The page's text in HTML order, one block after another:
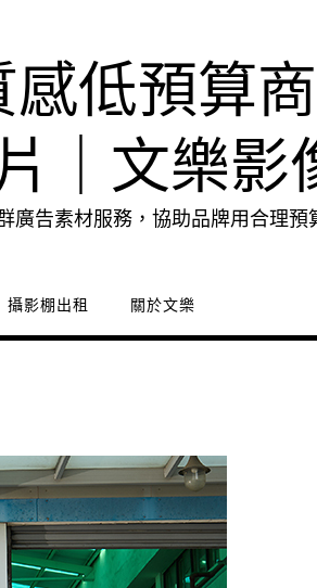
低預算
｜文樂影
告素材服務，協助品牌用合理預
攝影棚出租 關於文樂